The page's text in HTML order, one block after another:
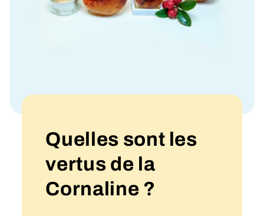
Quelles sont les
vertus de la
Cornaline ?